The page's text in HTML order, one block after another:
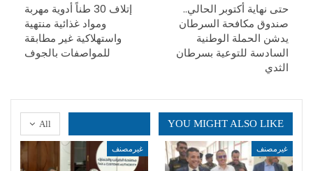
حتى نهاية أكتوبر الحالي..
صندوق مكافحة السرطان
يدشن الحملة الوطنية
السادسة للتوعية بسرطان
الثدي
إتلاف 30 طناً أدوية مهربة
ومواد غذائية منتهية
واستهلاكية غير مطابقة
للمواصفات بالجوف
All YOU MIGHT ALSO LIKE
غيرمصنف غيرمصنف